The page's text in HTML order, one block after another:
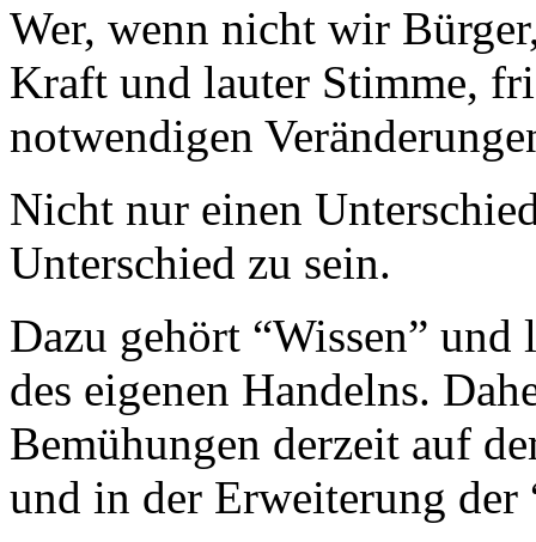
Wer, wenn nicht wir
Kraft und lauter Stimme,
notwendigen
Nicht nur einen
Unterschied zu sein.
Dazu gehört “Wissen”
des eigenen Handelns.
Bemühungen derzeit auf
und in der Erweiterung der